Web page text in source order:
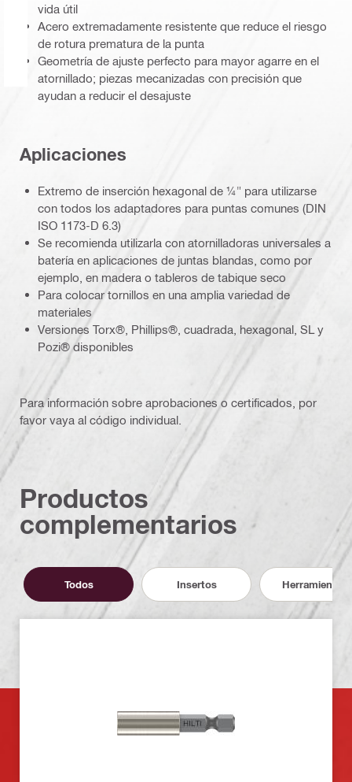
vida útil
Acero extremadamente resistente que reduce el riesgo
de rotura prematura de la punta
Geometría de ajuste perfecto para mayor agarre en el
atornillado; piezas mecanizadas con precisión que
ayudan a reducir el desajuste
Aplicaciones
Extremo de inserción hexagonal de ¼" para utilizarse
con todos los adaptadores para puntas comunes (DIN
ISO 1173-D 6.3)
Se recomienda utilizarla con atornilladoras universales a
batería en aplicaciones de juntas blandas, como por
ejemplo, en madera o tableros de tabique seco
Para colocar tornillos en una amplia variedad de
materiales
Versiones Torx®, Phillips®, cuadrada, hexagonal, SL y
Pozi® disponibles
Para información sobre aprobaciones o certificados, por
favor vaya al código individual.
Productos
complementarios
Todos Insertos Herramientas